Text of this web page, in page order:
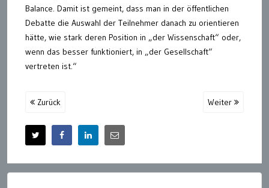
Balance. Damit ist gemeint, dass man in der öffentlichen
Debatte die Auswahl der Teilnehmer danach zu orientieren
hätte, wie stark deren Position in „der Wissenschaft“ oder,
wenn das besser funktioniert, in „der Gesellschaft“
vertreten ist.“
Zurück Weiter